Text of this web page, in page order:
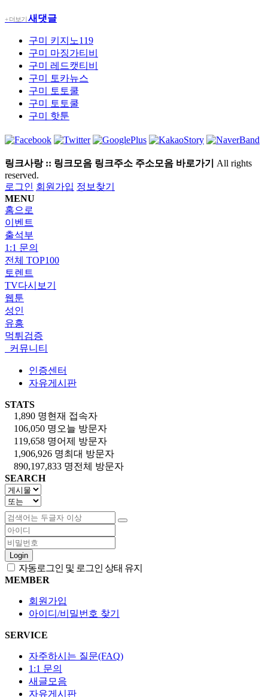
+ 더보기새댓글
구미 키지노119
구미 마징가티비
구미 레드캣티비
구미
토카뉴스
구미
토토쿨
구미
토토쿨
구미 핫툰
링크사랑 :: 링크모음 링크주소 주소모음 바로가기 All rights
reserved.
로그인 회원가입 정보찾기
MENU
홈으로
이벤트
출석부
1:1 문의
전체 TOP100
토렌트
TV다시보기
웹툰
성인
유흥
먹튀검증
커뮤니티
인증센터
자유게시판
STATS
1,890 명현재 접속자
106,050 명 오늘 방문자
119,658 명어제 방문자
1,906,926 명최대 방문자
890,197,833 명전체 방문자
SEARCH
Login
자동로그인 및 로그인 상태 유지
MEMBER
회원가입
아이디/비밀번호 찾기
SERVICE
자주하시는 질문(FAQ)
1:1 문의
새글모음
자유게시판